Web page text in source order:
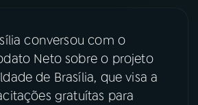
MÚSICA
conversou com o
Neto sobre o projeto
de Brasília, que visa a
gratuítas para